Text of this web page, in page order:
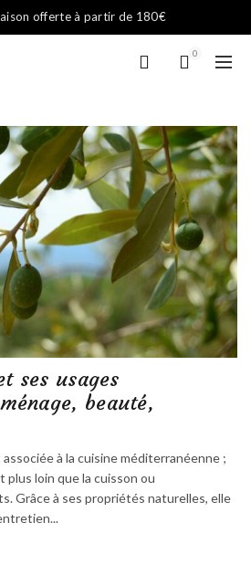
offerte à partir de 180€
0
ses usages
beauté,
associée à la cuisine méditerranéenne ;
plus loin que la cuisson ou
Grâce à ses propriétés naturelles, elle